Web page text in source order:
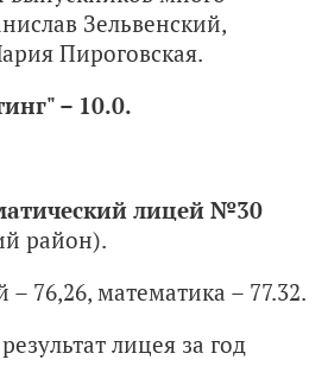
Зельвенский,
Пироговская.
– 10.0.
лицей №30
район).
– 76,26, математика – 77.32.
лицея за год